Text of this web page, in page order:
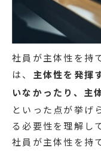
社員が主体性を持
は、 主体性を発揮
いなかったり、主
といった点が挙げ
る必要性を理解し
社員が主体性を持